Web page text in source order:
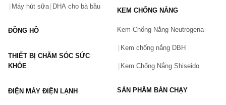
Vấn đề(*)
Máy hút sữa DHA cho bà bầu
ĐỒNG HỒ
THIẾT BỊ CHĂM SÓC SỨC
KHỎE
ĐIỆN MÁY ĐIỆN LẠNH
KEM CHỐNG NẮNG
Kem Chống Nắng Neutrogena
Kem chống nắng DBH
Kem Chống Nắng Shiseido
SẢN PHẨM BÁN CHẠY